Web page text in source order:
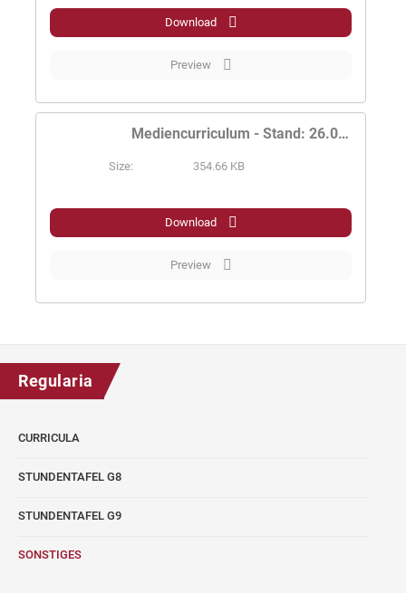
Download
Preview
Mediencurriculum - Stand: 26.08.2024
Size: 354.66 KB
Download
Preview
Regularia
CURRICULA
STUNDENTAFEL G8
STUNDENTAFEL G9
SONSTIGES